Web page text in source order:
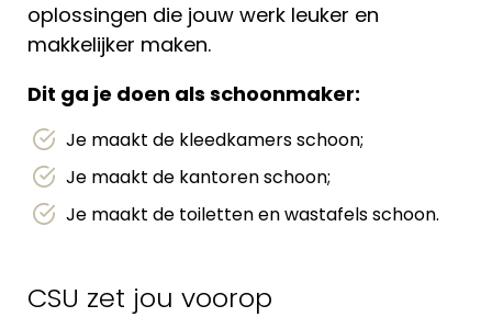
oplossingen die jouw werk leuker en
makkelijker maken.
Dit ga je doen als schoonmaker:
Je maakt de kleedkamers schoon;
Je maakt de kantoren schoon;
Je maakt de toiletten en wastafels schoon.
CSU zet jou voorop